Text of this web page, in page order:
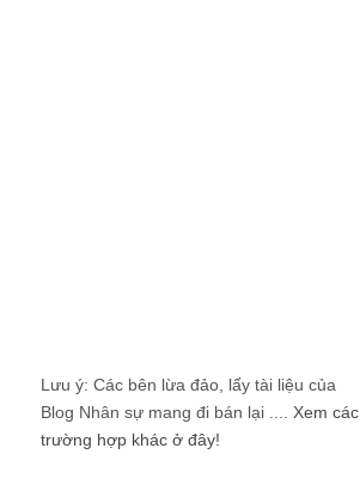
Lưu ý: Các bên lừa đảo, lấy tài liệu của
Blog Nhân sự mang đi bán lại .... Xem các
trường hợp khác ở đây!